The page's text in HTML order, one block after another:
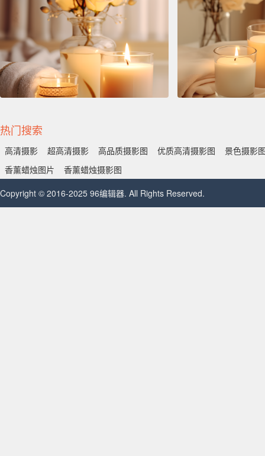
热门搜索
高清摄影 超高清摄影 高品质摄影图 优质高清摄影图
景色摄影
香薰蜡烛图片
香薰蜡烛摄影图
Copyright © 2016-2025 96编辑器. All Rights Reserved.